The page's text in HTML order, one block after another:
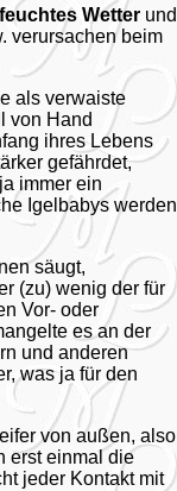
feuchtes Wetter und
verursachen beim
als verwaiste
von Hand
ihres Lebens
gefährdet,
immer ein
Igelbabys werden
säugt,
(zu) wenig der für
Vor- oder
es an der
und anderen
was ja für den
von außen, also
erst einmal die
jeder Kontakt mit